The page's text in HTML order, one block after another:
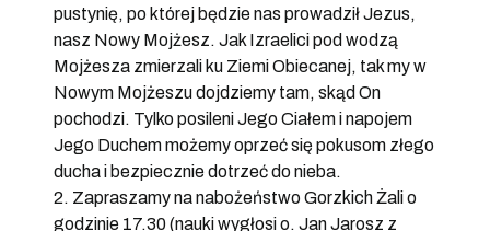
pustynię, po której będzie nas prowadził Jezus,
nasz Nowy Mojżesz. Jak Izraelici pod wodzą
Mojżesza zmierzali ku Ziemi Obiecanej, tak my w
Nowym Mojżeszu dojdziemy tam, skąd On
pochodzi. Tylko posileni Jego Ciałem i napojem
Jego Duchem możemy oprzeć się pokusom złego
ducha i bezpiecznie dotrzeć do nieba.
2. Zapraszamy na nabożeństwo Gorzkich Żali o
godzinie 17.30 (nauki wygłosi o. Jan Jarosz z